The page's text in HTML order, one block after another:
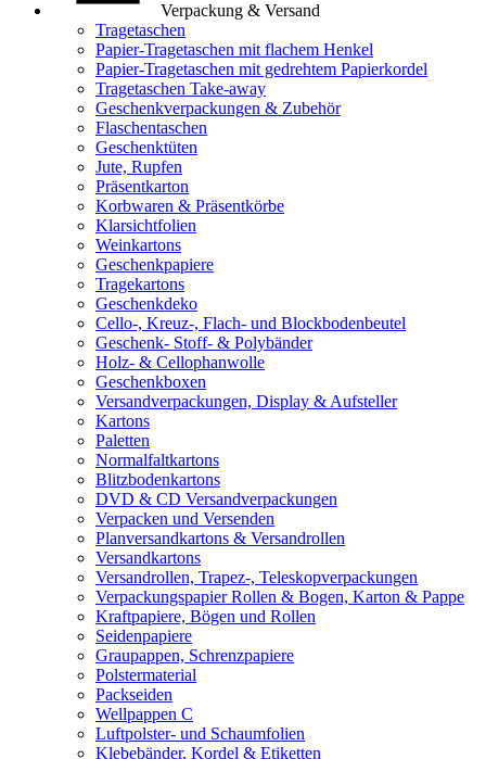
Verpackung & Versand
Tragetaschen
Papier-Tragetaschen mit flachem Henkel
Papier-Tragetaschen mit gedrehtem Papierkordel
Tragetaschen Take-away
Geschenkverpackungen & Zubehör
Flaschentaschen
Geschenktüten
Jute, Rupfen
Präsentkarton
Korbwaren & Präsentkörbe
Klarsichtfolien
Weinkartons
Geschenkpapiere
Tragekartons
Geschenkdeko
Cello-, Kreuz-, Flach- und Blockbodenbeutel
Geschenk- Stoff- & Polybänder
Holz- & Cellophanwolle
Geschenkboxen
Versandverpackungen, Display & Aufsteller
Kartons
Paletten
Normalfaltkartons
Blitzbodenkartons
DVD & CD Versandverpackungen
Verpacken und Versenden
Planversandkartons & Versandrollen
Versandkartons
Versandrollen, Trapez-, Teleskopverpackungen
Verpackungspapier Rollen & Bogen, Karton & Pappe
Kraftpapiere, Bögen und Rollen
Seidenpapiere
Graupappen, Schrenzpapiere
Polstermaterial
Packseiden
Wellpappen C
Luftpolster- und Schaumfolien
Klebebänder, Kordel & Etiketten